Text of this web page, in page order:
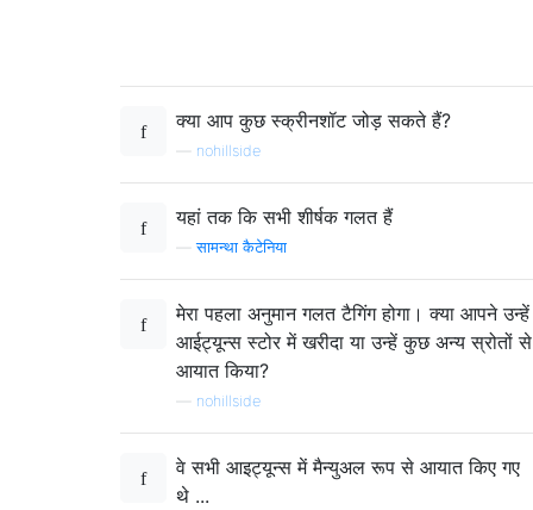
क्या आप कुछ स्क्रीनशॉट जोड़ सकते हैं?
nohillside
यहां तक ​​कि सभी शीर्षक गलत हैं
—सामन्था कैटेनिया
मेरा पहला अनुमान गलत टैगिंग होगा। क्या आपने उन्हें
आईट्यून्स स्टोर में खरीदा या उन्हें कुछ अन्य स्रोतों से
आयात किया?
nohillside
वे सभी आइट्यून्स में मैन्युअल रूप से आयात किए गए
थे ...